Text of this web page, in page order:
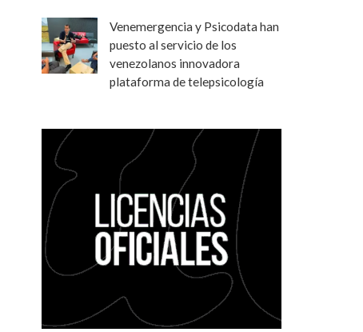
Venemergencia y Psicodata han
puesto al servicio de los
venezolanos innovadora
plataforma de telepsicología